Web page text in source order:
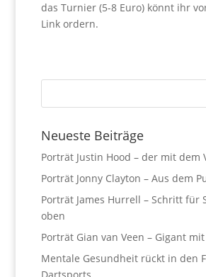
das Turnier (5-8 Euro) könnt ihr
Link ordern.
Neueste Beiträge
Porträt Justin Hood – der mit dem
Porträt Jonny Clayton – Aus dem
Porträt James Hurrell – Schritt für
oben
Porträt Gian van Veen – Gigant
Mentale Gesundheit rückt in den